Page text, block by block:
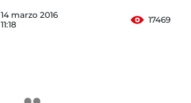
14 marzo 2016
11:18
17469